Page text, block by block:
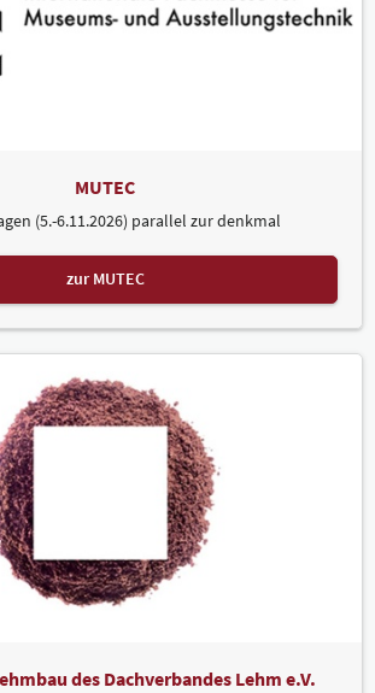
MUTEC
(5.-6.11.2026) parallel zur denkmal
zur MUTEC
des Dachverbandes Lehm e.V.